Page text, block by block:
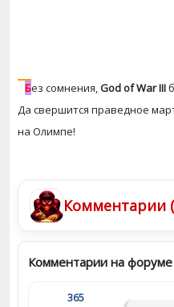
Без сомнения, God of War III
Да свершится праведное
на Олимпе!
Комментарии
Комментарии на форуме
365